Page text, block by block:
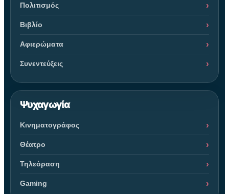
Πολιτισμός
Βιβλίο
Αφιερώματα
Συνεντεύξεις
Ψυχαγωγία
Κινηματογράφος
Θέατρο
Τηλεόραση
Gaming